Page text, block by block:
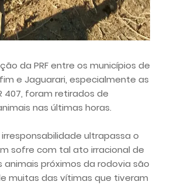
da PRF entre os municípios de
e Jaguarari, especialmente as
407, foram retirados de
nas últimas horas.
ultrapassa o
sofre com tal ato irracional de
animais próximos da rodovia são
muitas das vítimas que tiveram